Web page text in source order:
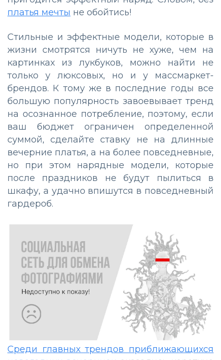
платья мечты не обойтись!
Стильные и эффектные модели, которые в
жизни смотрятся ничуть не хуже, чем на
картинках из лукбуков, можно найти не
только у люксовых, но и у массмаркет-
брендов. К тому же в последние годы все
большую популярность завоевывает тренд
на осознанное потребление, поэтому, если
ваш бюджет ограничен определенной
суммой, сделайте ставку не на длинные
вечерние платья, а на более повседневные,
но при этом нарядные модели, которые
после праздников не будут пылиться в
шкафу, а удачно впишутся в повседневный
гардероб.
Среди главных трендов приближающихся